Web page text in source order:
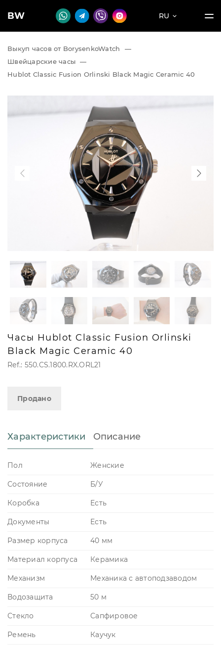
BW RU
Выкуп часов от BorysenkoWatch
—
Швейцарские часы —
Hublot Classic Fusion Orlinski Black Magic Ceramic 40
Часы Hublot Classic Fusion Orlinski
Black Magic Ceramic 40
Ref.: 550.CS.1800.RX.ORL21
Продано
Характеристики Описание
Пол Женские
Состояние Б/У
Коробка Есть
Документы Есть
Размер корпуса 40 мм
Материал корпуса Керамика
Механизм Механика с автоподзаводом
Водозащита 50 м
Стекло Сапфировое
Ремень Каучук